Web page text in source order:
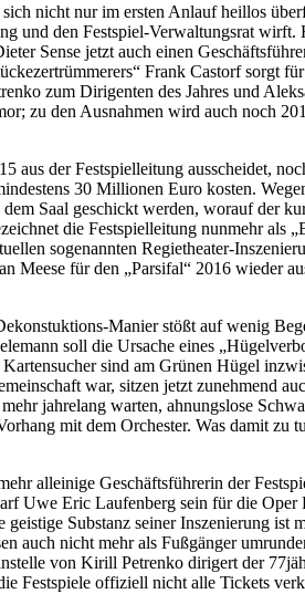
nicht nur im ers­ten An­lauf heil­los
und den Fest­spiel-Ver­wal­tungs­rat
Sen­se jetzt auch ei­nen
Frank Cas­torf sorgt
zum Di­ri­gen­ten des Jah­res und
zu den Aus­nah­men wird auch noch
der Fest­spiel­lei­tung aus­schei­det,
30 Mil­lio­nen Euro kos­ten.
Saal ge­schickt wer­den, wor­auf der
die Fest­spiel­lei­tung nun­mehr als
so­ge­nann­ten Re­gie­thea­ter-
Mee­se für den „Par­si­fal“ 2016 wie­der
Ma­nier stößt auf we­nig
soll die Ur­sa­che ei­nes
sind am Grü­nen Hü­gel
war, sit­zen jetzt zu­neh­mend
jah­re­lang war­ten, ah­nungs­lo­se
mit dem Or­ches­ter. Was da­mit zu
al­lei­ni­ge Ge­schäfts­füh­re­rin der
Uwe Eric Lau­fen­berg sein für die
Sub­stanz sei­ner In­sze­nie­rung ist
auch nicht mehr als Fuß­gän­ger
von Ki­rill Pe­tren­ko di­ri­gert der
Fest­spie­le of­fi­zi­ell nicht alle Ti­ckets